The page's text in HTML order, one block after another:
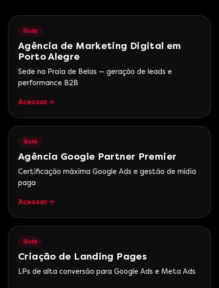
Guia
Agência de Marketing Digital em
Porto Alegre
Sede na Praia de Belas — geração de leads e
performance B2B
Acessar
Guia
Agência Google Partner Premier
Certificação máxima Google Ads e gestão de mídia
paga
Acessar
Guia
Criação de Landing Pages
LPs de alta conversão para Google Ads e Meta Ads